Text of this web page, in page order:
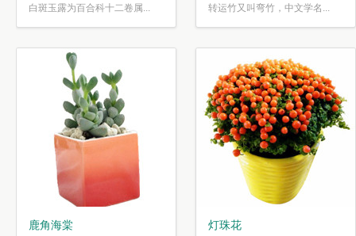
白斑玉露为百合科十二卷属... 转运竹又叫弯竹，中文学名...
鹿角海棠 灯珠花